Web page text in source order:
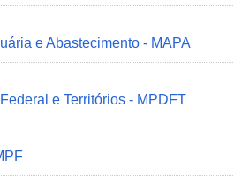
e Abastecimento - MAPA
e Territórios - MPDFT